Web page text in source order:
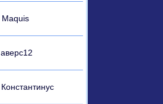
Maquis
аверс12
Константинус